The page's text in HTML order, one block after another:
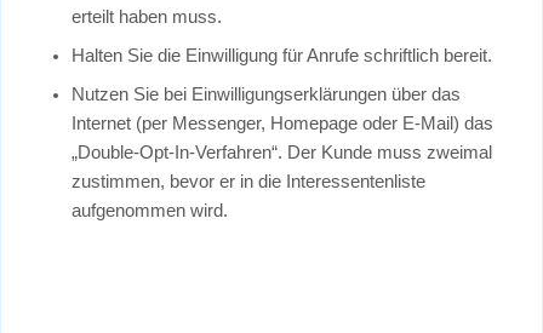
erteilt haben muss.
Halten Sie die Einwilligung für Anrufe schriftlich bereit.
Nutzen Sie bei Einwilligungserklärungen über das
Internet (per Messenger, Homepage oder E-Mail) das
„Double-Opt-In-Verfahren“. Der Kunde muss zweimal
zustimmen, bevor er in die Interessentenliste
aufgenommen wird.